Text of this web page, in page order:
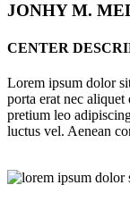
JONHYM.
CENTER
Lorem ipsum dolor
porta erat nec
pretium leo
luctus vel. Aenean